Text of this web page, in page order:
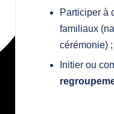
Participer à
familiaux
cérémonie) ;
Initier ou